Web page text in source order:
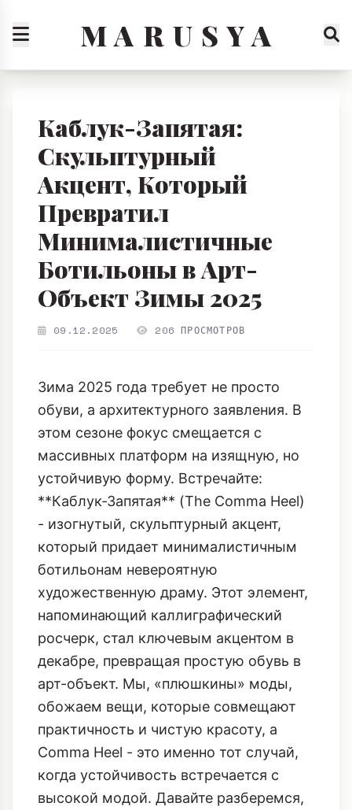
M A R U S Y A
Каблук-Запятая:
Скульптурный
Акцент, Который
Превратил
Минималистичные
Ботильоны в Арт-
Объект Зимы 2025
09.12.2025 206 ПРОСМОТРОВ
Зима 2025 года требует не просто
обуви, а архитектурного заявления. В
этом сезоне фокус смещается с
массивных платформ на изящную, но
устойчивую форму. Встречайте:
**Каблук-Запятая** (The Comma Heel)
- изогнутый, скульптурный акцент,
который придает минималистичным
ботильонам невероятную
художественную драму. Этот элемент,
напоминающий каллиграфический
росчерк, стал ключевым акцентом в
декабре, превращая простую обувь в
арт-объект. Мы, «плюшкины» моды,
обожаем вещи, которые совмещают
практичность и чистую красоту, а
Comma Heel - это именно тот случай,
когда устойчивость встречается с
высокой модой. Давайте разберемся,